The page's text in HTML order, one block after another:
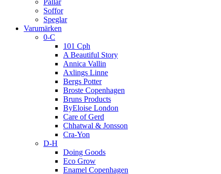
Pallar
Soffor
Speglar
Varumärken
0-C
101 Cph
A Beautiful Story
Annica Vallin
Axlings Linne
Bergs Potter
Broste Copenhagen
Bruns Products
ByEloise London
Care of Gerd
Chhatwal & Jonsson
Cra-Yon
D-H
Doing Goods
Eco Grow
Enamel Copenhagen